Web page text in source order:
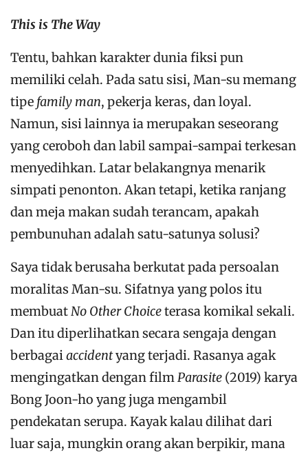
This is The Way
Tentu, bahkan karakter dunia fiksi pun
memiliki celah. Pada satu sisi, Man-su memang
tipe family man, pekerja keras, dan loyal.
Namun, sisi lainnya ia merupakan seseorang
yang ceroboh dan labil sampai-sampai terkesan
menyedihkan. Latar belakangnya menarik
simpati penonton. Akan tetapi, ketika ranjang
dan meja makan sudah terancam, apakah
pembunuhan adalah satu-satunya solusi?
Saya tidak berusaha berkutat pada persoalan
moralitas Man-su. Sifatnya yang polos itu
membuatNo Other Choiceterasa komikal sekali.
Dan itu diperlihatkan secara sengaja dengan
berbagaiaccidentyang terjadi. Rasanya agak
mengingatkan dengan filmParasite (2019) karya
Bong Joon-ho yang juga mengambil
pendekatan serupa. Kayak kalau dilihat dari
luar saja, mungkin orang akan berpikir, mana